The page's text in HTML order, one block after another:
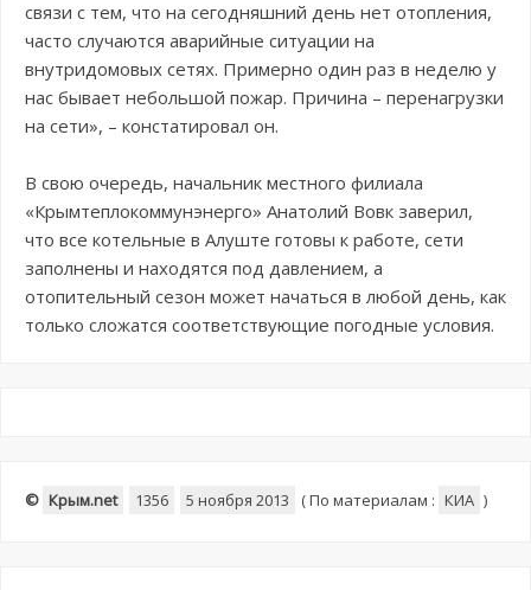
связи с тем, что на сегодняшний день нет отопления,
часто случаются аварийные ситуации на
внутридомовых сетях. Примерно один раз в неделю у
нас бывает небольшой пожар. Причина – перенагрузки
на сети», – констатировал он.
В свою очередь, начальник местного филиала
«Крымтеплокоммунэнерго» Анатолий Вовк заверил,
что все котельные в Алуште готовы к работе, сети
заполнены и находятся под давлением, а
отопительный сезон может начаться в любой день, как
только сложатся соответствующие погодные условия.
© Крым.net 1356 5 ноября 2013 (По материалам : КИА )